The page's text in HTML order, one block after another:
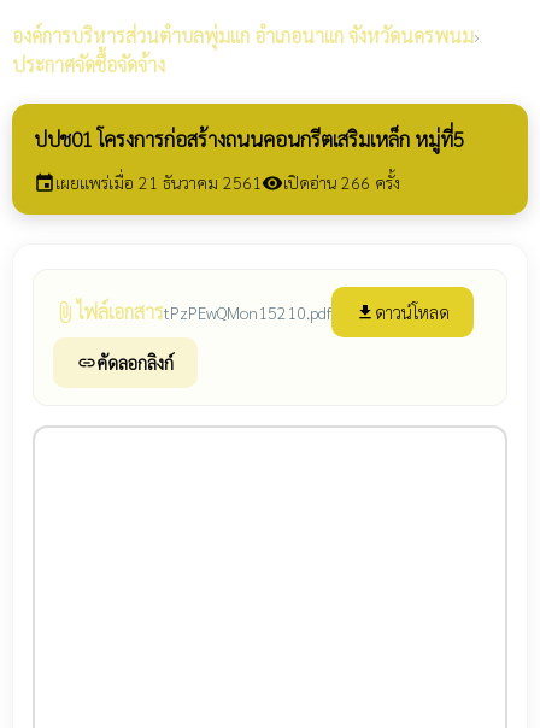
องค์การบริหารส่วนตำบลพุ่มแก อำเภอนาแก จังหวัดนครพนม›
ประกาศจัดซื้อจัดจ้าง
ปปช01 โครงการก่อสร้างถนนคอนกรีตเสริมเหล็ก หมู่ที่5
eventเผยแพร่เมื่อ 21 ธันวาคม 2561 visibilityเปิดอ่าน 266 ครั้ง
attach_file ไฟล์เอกสารtPzPEwQMon15210.pdf file_download ดาวน์โหลด
linkคัดลอกลิงก์